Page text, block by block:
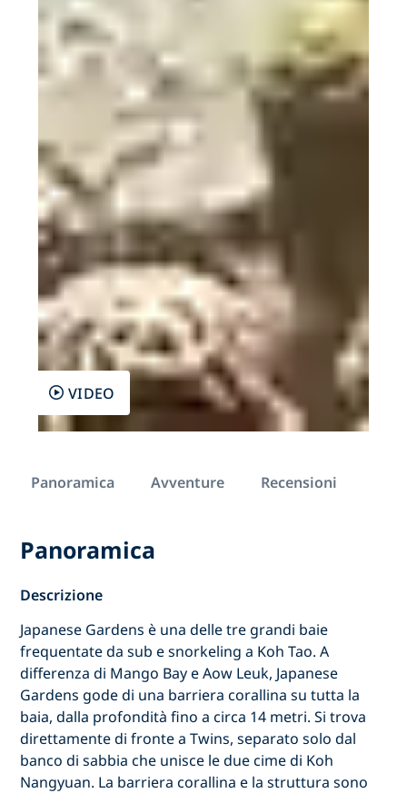
VIDEO
Panoramica Avventure Recensioni
Panoramica
Descrizione
Japanese Gardens è una delle tre grandi baie
frequentate da sub e snorkeling a Koh Tao. A
differenza di Mango Bay e Aow Leuk, Japanese
Gardens gode di una barriera corallina su tutta la
baia, dalla profondità fino a circa 14 metri. Si trova
direttamente di fronte a Twins, separato solo dal
banco di sabbia che unisce le due cime di Koh
Nangyuan. La barriera corallina e la struttura sono